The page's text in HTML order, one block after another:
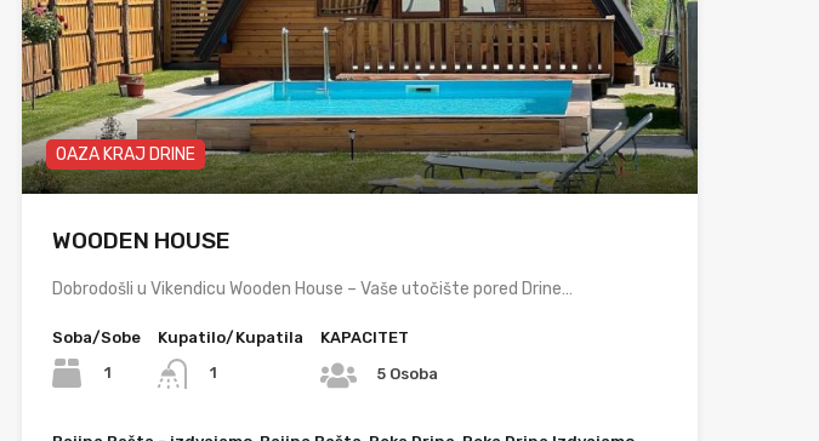
OAZA KRAJ DRINE
WOODEN HOUSE
Dobrodošli u Vikendicu Wooden House – Vaše utočište pored Drine…
Soba/Sobe
1
Kupatilo/Kupatila
1
KAPACITET
5 Osoba